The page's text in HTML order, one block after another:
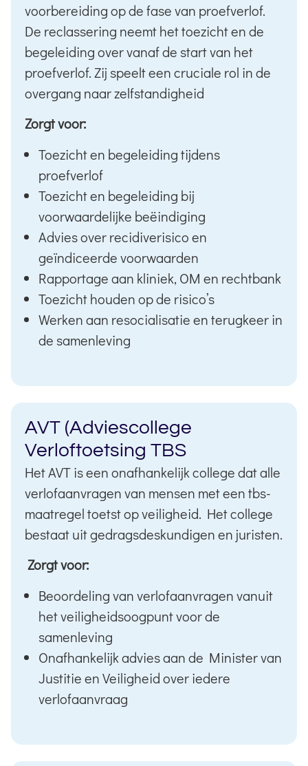
voorbereiding op de fase van proefverlof.
De reclassering neemt het toezicht en de
begeleiding over vanaf de start van het
proefverlof. Zij speelt een cruciale rol in de
overgang naar zelfstandigheid
Zorgt voor:
Toezicht en begeleiding tijdens
proefverlof
Toezicht en begeleiding bij
voorwaardelijke beëindiging
Advies over recidiverisico en
geïndiceerde voorwaarden
Rapportage aan kliniek, OM en rechtbank
Toezicht houden op de risico’s
Werken aan resocialisatie en terugkeer in
de samenleving
AVT (Adviescollege
Verloftoetsing TBS
Het AVT is een onafhankelijk college dat alle
verlofaanvragen van mensen met een tbs-
maatregel toetst op veiligheid. Het college
bestaat uit gedragsdeskundigen en juristen.
Zorgt voor:
Beoordeling van verlofaanvragen vanuit
het veiligheidsoogpunt voor de
samenleving
Onafhankelijk advies aan de Minister van
Justitie en Veiligheid over iedere
verlofaanvraag